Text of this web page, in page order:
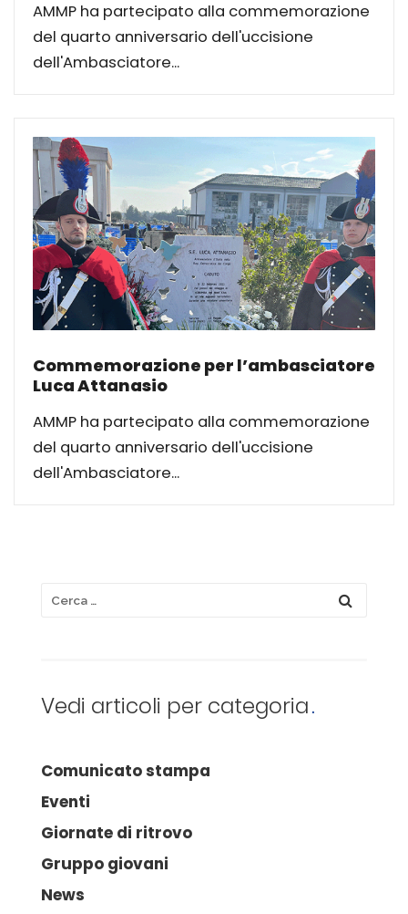
AMMP ha partecipato alla commemorazione
del quarto anniversario dell'uccisione
dell'Ambasciatore...
Commemorazione per l’ambasciatore
Luca Attanasio
AMMP ha partecipato alla commemorazione
del quarto anniversario dell'uccisione
dell'Ambasciatore...
Vedi articoli per categoria
Comunicato stampa
Eventi
Giornate di ritrovo
Gruppo giovani
News